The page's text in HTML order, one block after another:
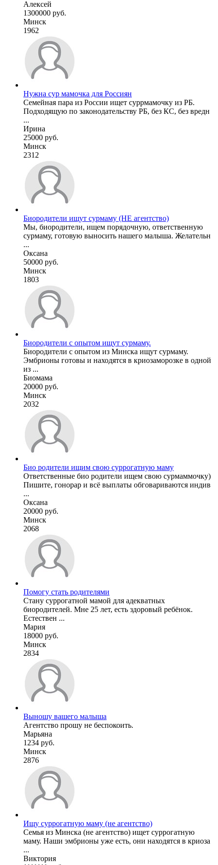
Алексей
1300000 руб.
Минск
1962
Нужна сур мамочка для Россиян
Семейная пара из России ищет суррмамочку из РБ.
Подходящую по законодательству РБ, без КС, без вредн
...
Ирина
25000 руб.
Минск
2312
Биородители ищут сурмаму (НЕ агентство)
Мы, биородители, ищем порядочную, ответственную
сурмаму, готовую выносить нашего малыша. Желательн
...
Оксана
50000 руб.
Минск
1803
Биородители с опытом ищут сурмаму.
Биородители с опытом из Минска ищут сурмаму.
Эмбрионы готовы и находятся в криозаморозке в одной
из ...
Биомама
20000 руб.
Минск
2032
Био родители ищим свою суррогатную маму
Ответственные био родители ищем свою сурмаммочку)
Пишите, гонорар и всё выплаты обговариваются индив
...
Оксана
20000 руб.
Минск
2068
Помогу стать родителями
Стану суррогатной мамой для адекватных
биородителей. Мне 25 лет, есть здоровый ребёнок.
Естествен ...
Мария
18000 руб.
Минск
2834
Выношу вашего малыша
Агентство прошу не беспокоить.
Марьяна
1234 руб.
Минск
2876
Ищу суррогатную маму (не агентство)
Семья из Минска (не агентство) ищет суррогатную
маму. Наши эмбрионы уже есть, они находятся в криоза
...
Виктория